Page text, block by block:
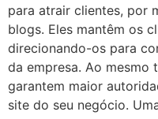
para atrair clientes, por
blogs. Eles mantêm os
direcionando-os para
da empresa. Ao
garantem maior
site do seu negócio.